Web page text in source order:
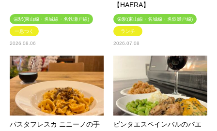
栄駅(東山線・名城線・名鉄瀬戸線)
一息つく
2026.08.06
【HAERA】
栄駅(東山線・名城線・名鉄瀬戸線)
ランチ
2026.07.08
パスタフレスカ ニニーノの手
ビンタエスペインバルのパエ